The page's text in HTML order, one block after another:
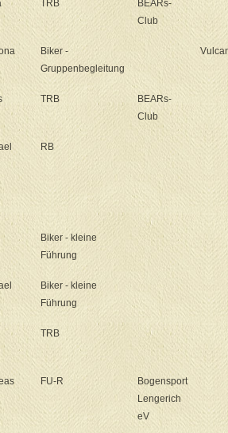
TRB
BEARs-
Club
Biker -
Gruppenbegleitung
TRB
BEARs-
Club
RB
Biker - kleine
Führung
Biker - kleine
Führung
TRB
FU-R
Bogensport
Lengerich
eV